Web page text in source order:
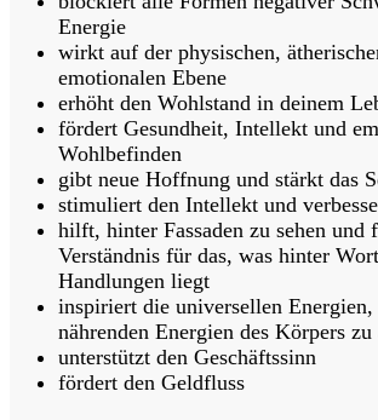
Energie
wirkt auf der physischen,
emotionalen Ebene
erhöht den Wohlstand in deinem
fördert Gesundheit, Intellekt und
Wohlbefinden
gibt neue Hoffnung und stärkt das
stimuliert den Intellekt und
hilft, hinter Fassaden zu sehen und
Verständnis für das, was hinter
Handlungen liegt
inspiriert die universellen
nährenden Energien des Körpers
unterstützt den Geschäftssinn
fördert den Geldfluss